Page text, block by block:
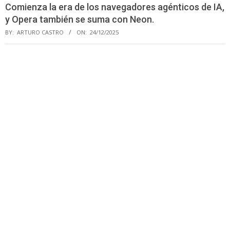
Comienza la era de los navegadores agénticos de IA,
y Opera también se suma con Neon.
BY: ARTURO CASTRO ON: 24/12/2025